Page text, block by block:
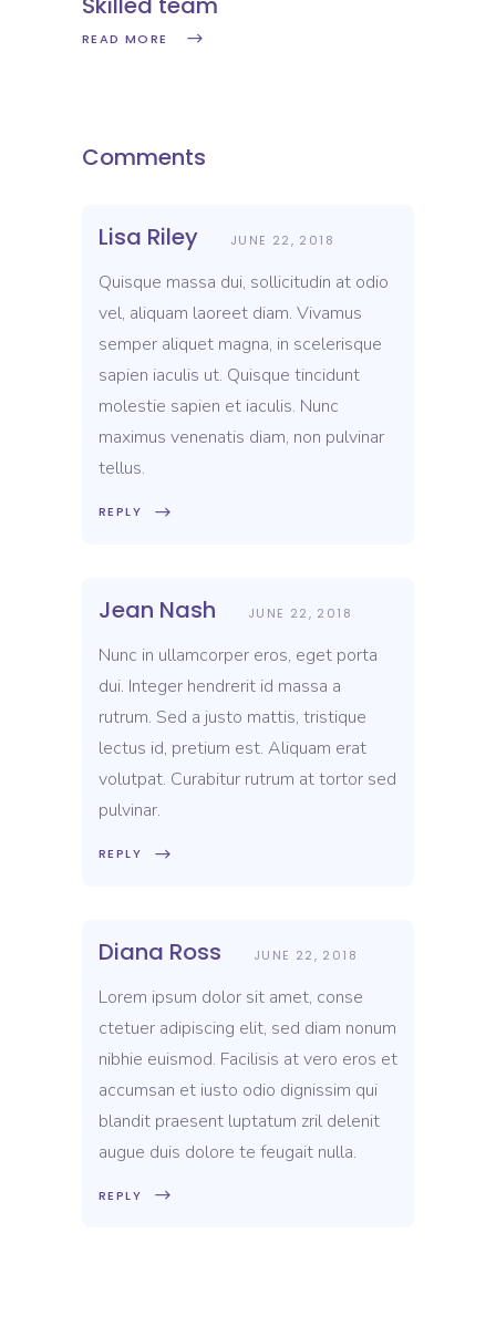
READ MORE
Comments
Lisa Riley JUNE 22, 2018
Quisque massa dui, sollicitudin at odio
vel, aliquam laoreet diam. Vivamus
semper aliquet magna, in scelerisque
sapien iaculis ut. Quisque tincidunt
molestie sapien et iaculis. Nunc
maximus venenatis diam, non pulvinar
tellus.
REPLY
Jean Nash JUNE 22, 2018
Nunc in ullamcorper eros, eget porta
dui. Integer hendrerit id massa a
rutrum. Sed a justo mattis, tristique
lectus id, pretium est. Aliquam erat
volutpat. Curabitur rutrum at tortor sed
pulvinar.
REPLY
Diana Ross JUNE 22, 2018
Lorem ipsum dolor sit amet, conse
ctetuer adipiscing elit, sed diam nonum
nibhie euismod. Facilisis at vero eros et
accumsan et iusto odio dignissim qui
blandit praesent luptatum zril delenit
augue duis dolore te feugait nulla.
REPLY